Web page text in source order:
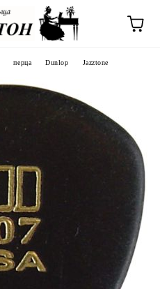
перца Dunlop Jazztone